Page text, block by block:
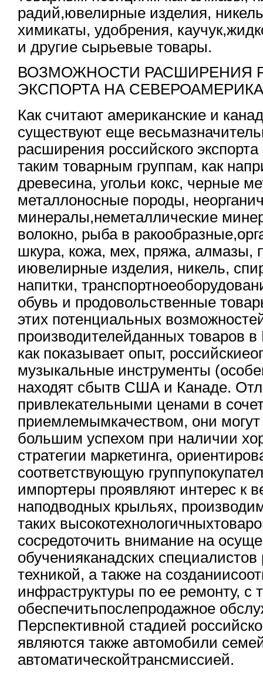
радий,ювелирные изделия,
химикаты, удобрения,
и другие сырьевые товары.
ВОЗМОЖНОСТИ РАСШИРЕНИЯ
ЭКСПОРТА НА
Как считают американские и
существуют еще
расширения российского
таким товарным группам, как
древесина, угольи кокс, черные
металлоносные породы,
минералы,неметаллические
волокно, рыба в
шкура, кожа, мех, пряжа, алмазы,
иювелирные изделия, никель,
напитки,
обувь и продовольственные
этих потенциальных
производителейданных товаров
как показывает опыт,
музыкальные инструменты
находят сбытв США и Канаде.
привлекательными ценами в
приемлемымкачеством, они
большим успехом при наличии
стратегии маркетинга,
соответствующую
импортеры проявляют интерес к
наподводных крыльях,
таких
сосредоточить внимание на
обученияканадских
техникой, а также на
инфраструктуры по ее ремонту, с
обеспечитьпослепродажное
Перспективной стадией
являются также автомобили
автоматическойтрансмиссией.